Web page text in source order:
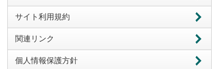
サイト利用規約
関連リンク
個人情報保護方針